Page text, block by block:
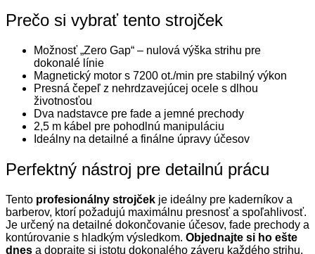
Prečo si vybrať tento strojček
Možnosť „Zero Gap“ – nulová výška strihu pre
dokonalé línie
Magnetický motor s 7200 ot./min pre stabilný výkon
Presná čepeľ z nehrdzavejúcej ocele s dlhou
životnosťou
Dva nadstavce pre fade a jemné prechody
2,5 m kábel pre pohodlnú manipuláciu
Ideálny na detailné a finálne úpravy účesov
Perfektný nástroj pre detailnú prácu
Tento profesionálny strojček je ideálny pre kaderníkov a
barberov, ktorí požadujú maximálnu presnosť a spoľahlivosť.
Je určený na detailné dokončovanie účesov, fade prechody a
kontúrovanie s hladkým výsledkom. Objednajte si ho ešte
dnes a doprajte si istotu dokonalého záveru každého strihu.